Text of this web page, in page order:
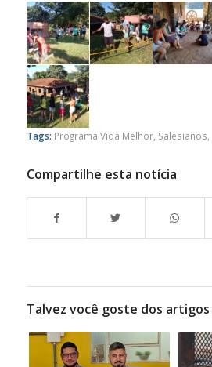
Tags: Programa Vida Melhor, Salesianos
Compartilhe esta notícia
Talvez você goste dos artigos